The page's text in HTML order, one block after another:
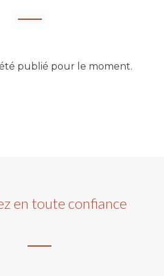
publié pour le moment.
en toute confiance